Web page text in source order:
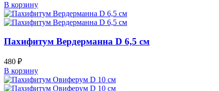
В корзину
Пахифитум Вердерманна D 6,5 см
480 ₽
В корзину